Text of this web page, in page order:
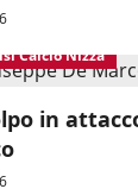
Calcio Nizza
in